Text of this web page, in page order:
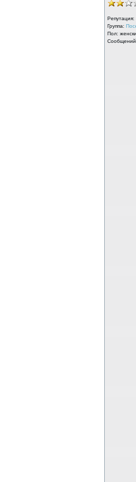
Репутация:
Группа:
Пол: